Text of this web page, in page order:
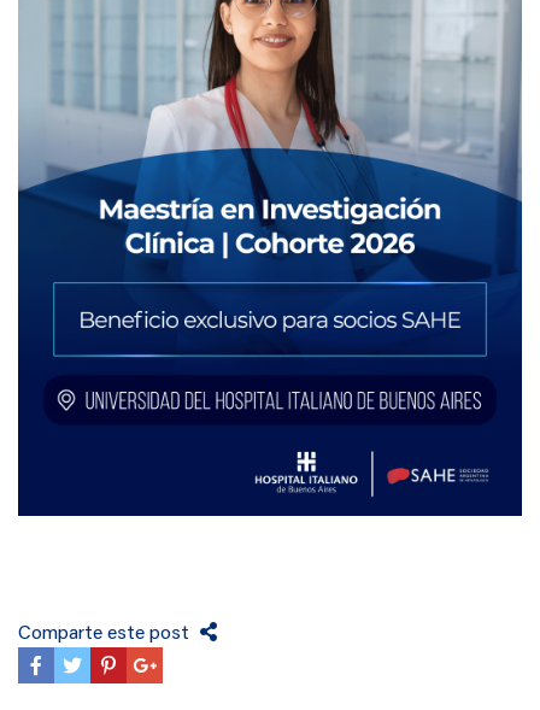
Comparte este post